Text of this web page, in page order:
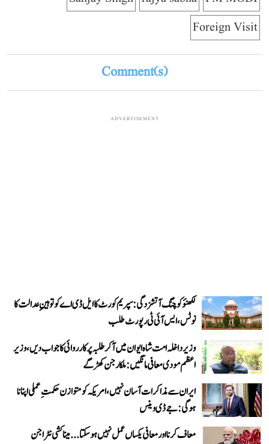
Foreign Visit
Comment(s)
ADVERTISEMENT
لکھنؤ کوچنگ آتشزدگی: سپریم کورٹ کا ایل ڈی اے کو توہینِ عدالت کا
نوٹس، ایس آئی ٹی رپورٹ طلب
وزیر داخلہ امت شاہ ایوان میں آ کر طلبہ پر کارروائی کا جواب دیں، وزیر
اعظم مودی معافی مانگیں: ملکارجن کھڑگے
ایران سے مذاکرات آسان نہیں، امریکہ کو متوازن حکمتِ عملی اپنانا
ہوگی: جے ڈی وینس
معاف کرنا اور معافی یکساں عمل نہیں ہو سکتا... میناکشی نٹراجن